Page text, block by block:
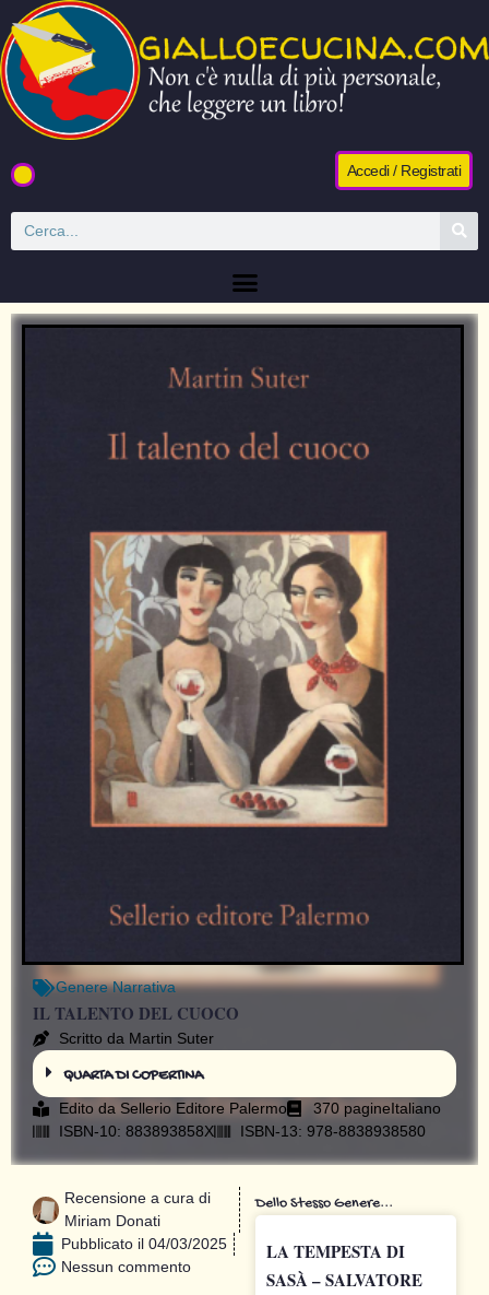
Accedi / Registrati
Genere Narrativa
IL TALENTO DEL CUOCO
Scritto da Martin Suter
QUARTA DI COPERTINA
Edito da Sellerio Editore Palermo 370 pagineItaliano
ISBN-10: 883893858X
ISBN-13: 978-8838938580
Recensione a cura di
Miriam Donati
Pubblicato il 04/03/2025
Nessun commento
Dello Stesso Genere...
LA TEMPESTA DI
SASÀ – SALVATORE